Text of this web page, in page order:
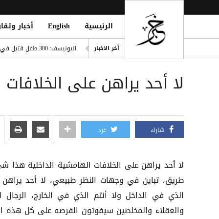
الرئيسية English أخبار
آخر الاخبار
اليونيسف: 300 طفل قتيل في غزة خلال 300 يوم من وقف إطلاق النار
During Friday Prayers
Cloudflare تطلق Kitesurf: متصفح خفيف للوكلاء الأذكياءلا أحد يراهن على
شارك غرد
لا أحد يراهن على الخلافات الهامشية الداخلية هذا
طريق، تباين في وجهات النظر طبيعي، لا أحد يراهن
الذي في الداخل ولا أنتم الذي في الخارج، الرجال
والعقلاء والمخلصين سيفوتون الفرصه على كل هذه